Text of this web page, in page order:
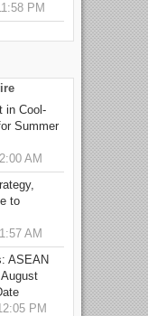
PM
in Cool-
Summer
AM
to
AM
ASEAN
PM